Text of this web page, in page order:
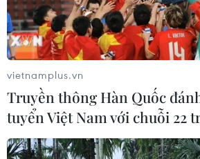
#Nhà nước Hồi giáo
#Tấn công vũ
#Chính phủ Mozambique
#Bộ
Theo dõi VietnamPlus
vietnamplus.vn
Truyền thông Hàn Quốc
tuyển Việt Nam với chuỗi 22